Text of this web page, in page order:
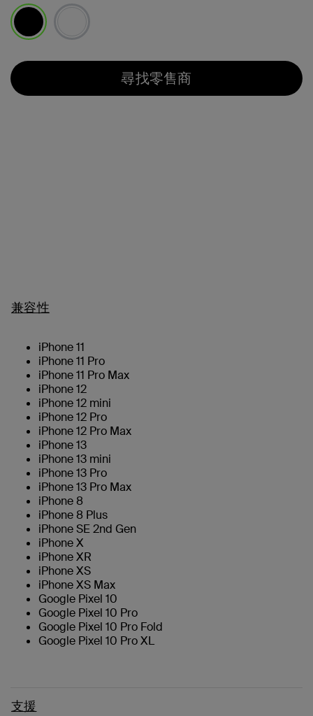
尋找零售商
兼容性
iPhone 11
iPhone 11 Pro
iPhone 11 Pro Max
iPhone 12
iPhone 12 mini
iPhone 12 Pro
iPhone 12 Pro Max
iPhone 13
iPhone 13 mini
iPhone 13 Pro
iPhone 13 Pro Max
iPhone 8
iPhone 8 Plus
iPhone SE 2nd Gen
iPhone X
iPhone XR
iPhone XS
iPhone XS Max
Google Pixel 10
Google Pixel 10 Pro
Google Pixel 10 Pro Fold
Google Pixel 10 Pro XL
支援